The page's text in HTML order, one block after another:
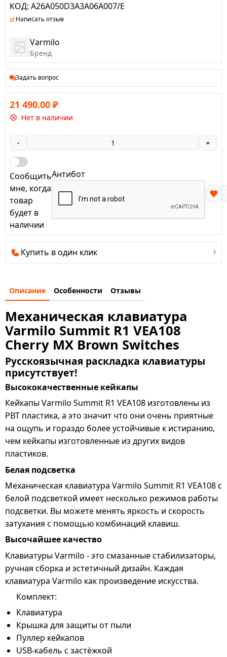
КОД: A26A050D3A3A06A007/E
Написать отзыв
Varmilo
Бренд
Задать вопрос
21 490.00 ₽
Нет в наличии
- +
Сообщить
мне, когда
товар
будет в
наличии
Антибот
Купить в один клик
Описание Особенности Отзывы
Механическая клавиатура
Varmilo Summit R1 VEA108
Cherry MX Brown Switches
Русскоязычная раскладка клавиатуры
присутствует!
Высококачественные кейкапы
Кейкапы Varmilo Summit R1 VEA108 изготовлены из
PBT пластика, а это значит что они очень приятные
на ощупь и гораздо более устойчивые к истиранию,
чем кейкапы изготовленные из других видов
пластиков.
Белая подсветка
Механическая клавиатура Varmilo Summit R1 VEA108 с
белой подсветкой имеет несколько режимов работы
подсветки. Вы можете менять яркость и скорость
затухания с помощью комбинаций клавиш.
Высочайшее качество
Клавиатуры Varmilo - это смазанные стабилизаторы,
ручная сборка и эстетичный дизайн. Каждая
клавиатура Varmilo как произведение искусства.
Комплект:
Клавиатура
Крышка для защиты от пыли
Пуллер кейкапов
USB-кабель с застёжкой